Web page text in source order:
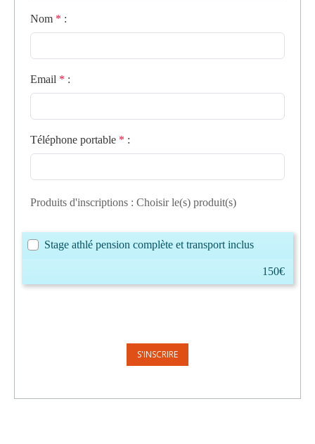
Nom * :
Email * :
Téléphone portable * :
Produits d'inscriptions : Choisir le(s) produit(s)
Stage athlé pension complète et transport inclus
150€